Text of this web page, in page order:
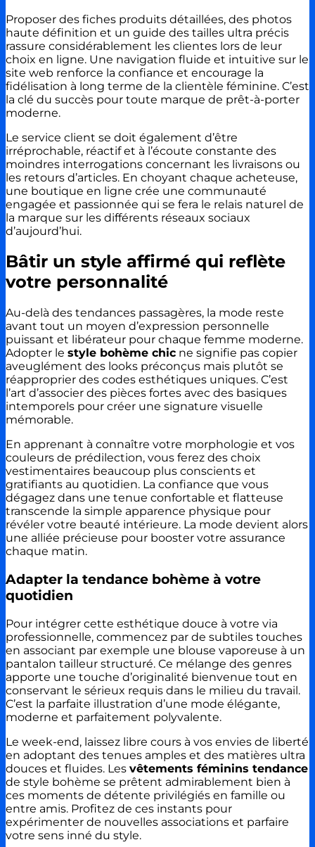
Proposer des fiches produits détaillées, des photos
haute définition et un guide des tailles ultra précis
rassure considérablement les clientes lors de leur
choix en ligne. Une navigation fluide et intuitive sur le
site web renforce la confiance et encourage la
fidélisation à long terme de la clientèle féminine. C’est
la clé du succès pour toute marque de prêt-à-porter
moderne.
Le service client se doit également d’être
irréprochable, réactif et à l’écoute constante des
moindres interrogations concernant les livraisons ou
les retours d’articles. En choyant chaque acheteuse,
une boutique en ligne crée une communauté
engagée et passionnée qui se fera le relais naturel de
la marque sur les différents réseaux sociaux
d’aujourd’hui.
Bâtir un style affirmé qui reflète
votre personnalité
Au-delà des tendances passagères, la mode reste
avant tout un moyen d’expression personnelle
puissant et libérateur pour chaque femme moderne.
Adopter le style bohème chic ne signifie pas copier
aveuglément des looks préconçus mais plutôt se
réapproprier des codes esthétiques uniques. C’est
l’art d’associer des pièces fortes avec des basiques
intemporels pour créer une signature visuelle
mémorable.
En apprenant à connaître votre morphologie et vos
couleurs de prédilection, vous ferez des choix
vestimentaires beaucoup plus conscients et
gratifiants au quotidien. La confiance que vous
dégagez dans une tenue confortable et flatteuse
transcende la simple apparence physique pour
révéler votre beauté intérieure. La mode devient alors
une alliée précieuse pour booster votre assurance
chaque matin.
Adapter la tendance bohème à votre
quotidien
Pour intégrer cette esthétique douce à votre via
professionnelle, commencez par de subtiles touches
en associant par exemple une blouse vaporeuse à un
pantalon tailleur structuré. Ce mélange des genres
apporte une touche d’originalité bienvenue tout en
conservant le sérieux requis dans le milieu du travail.
C’est la parfaite illustration d’une mode élégante,
moderne et parfaitement polyvalente.
Le week-end, laissez libre cours à vos envies de liberté
en adoptant des tenues amples et des matières ultra
douces et fluides. Les vêtements féminins tendance
de style bohème se prêtent admirablement bien à
ces moments de détente privilégiés en famille ou
entre amis. Profitez de ces instants pour
expérimenter de nouvelles associations et parfaire
votre sens inné du style.